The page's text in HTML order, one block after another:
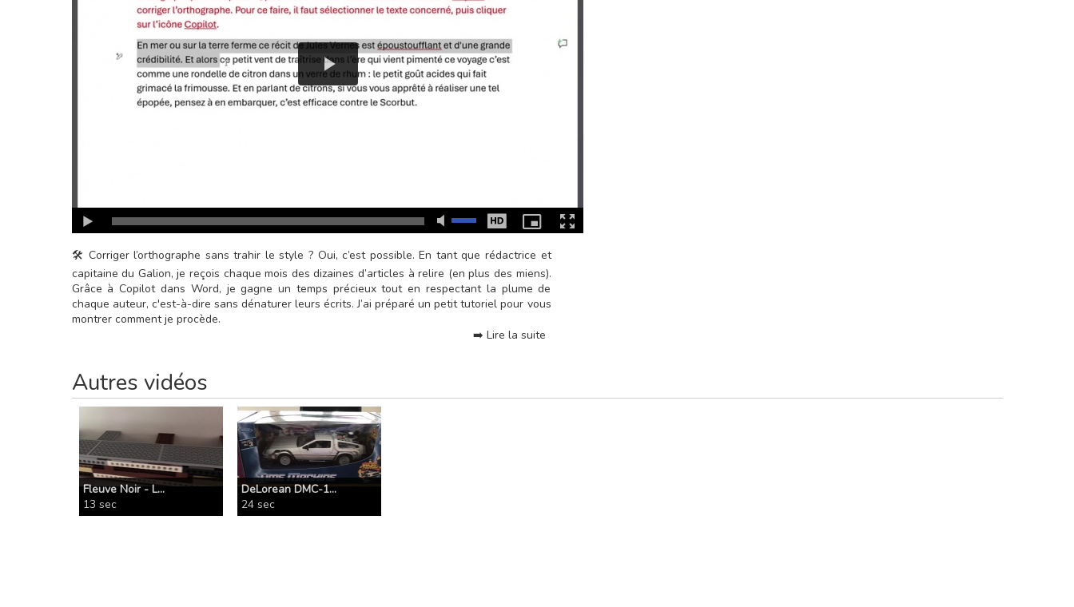
🛠️ Corriger l’orthographe sans trahir le style ? Oui, c’est possible. En tant que rédactrice et
capitaine du Galion, je reçois chaque mois des dizaines d’articles à relire (en plus des miens).
Grâce à Copilot dans Word, je gagne un temps précieux tout en respectant la plume de
chaque auteur, c'est-à-dire sans dénaturer leurs écrits. J’ai préparé un petit tutoriel pour vous
montrer comment je procède.
➡️ Lire la suite
Autres vidéos
Fleuve Noir - L...
13 sec
DeLorean DMC-1...
24 sec